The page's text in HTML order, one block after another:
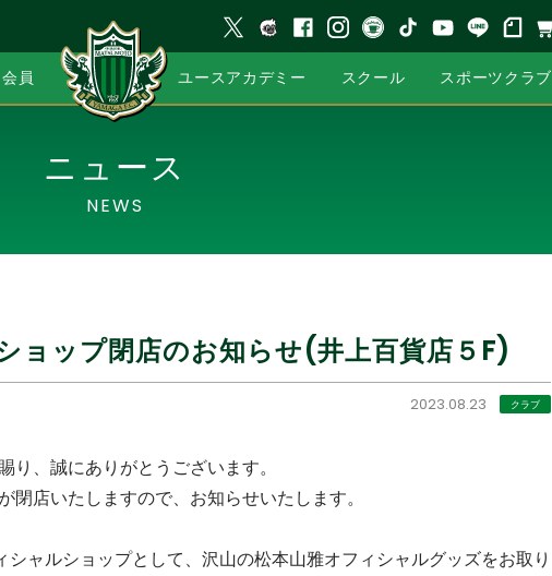
会員 ユースアカデミー スクール スポーツクラブ
ニュース
NEWS
ョップ閉店のお知らせ(井上百貨店５F)
2023.08.23 クラブ
、誠にありがとうございます。
店いたしますので、お知らせいたします。
ャルショップとして、沢山の松本山雅オフィシャルグッズをお取り